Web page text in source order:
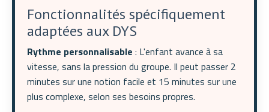
Fonctionnalités spécifiquement
adaptées aux DYS
Rythme personnalisable : L'enfant avance à sa
vitesse, sans la pression du groupe. Il peut passer 2
minutes sur une notion facile et 15 minutes sur une
plus complexe, selon ses besoins propres.